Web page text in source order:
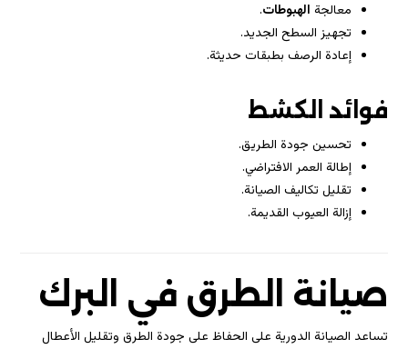
معالجة الهبوطات.
تجهيز السطح الجديد.
إعادة الرصف بطبقات حديثة.
فوائد الكشط
تحسين جودة الطريق.
إطالة العمر الافتراضي.
تقليل تكاليف الصيانة.
إزالة العيوب القديمة.
صيانة الطرق في البرك
تساعد الصيانة الدورية على الحفاظ على جودة الطرق وتقليل الأعطال